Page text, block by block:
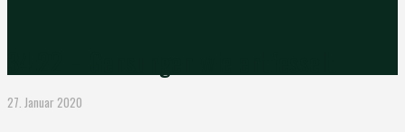
27. Januar 2020